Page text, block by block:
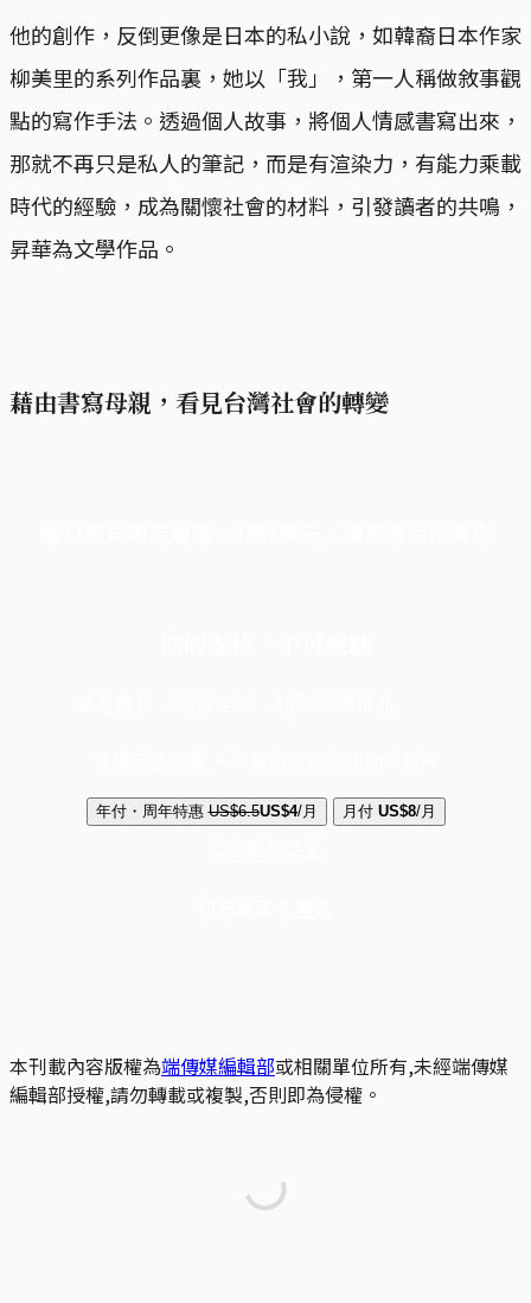
他的創作，反倒更像是日本的私小說，如韓裔日本作家
柳美里的系列作品裏，她以「我」，第一人稱做敘事觀
點的寫作手法。透過個人故事，將個人情感書寫出來，
那就不再只是私人的筆記，而是有渲染力，有能力乘載
時代的經驗，成為關懷社會的材料，引發讀者的共鳴，
昇華為文學作品。
藉由書寫母親，看見台灣社會的轉變
年付・周年特惠 US$6.5US$4/月 月付 US$8/月
本刊載內容版權為端傳媒編輯部或相關單位所有,未經端傳媒
編輯部授權,請勿轉載或複製,否則即為侵權。